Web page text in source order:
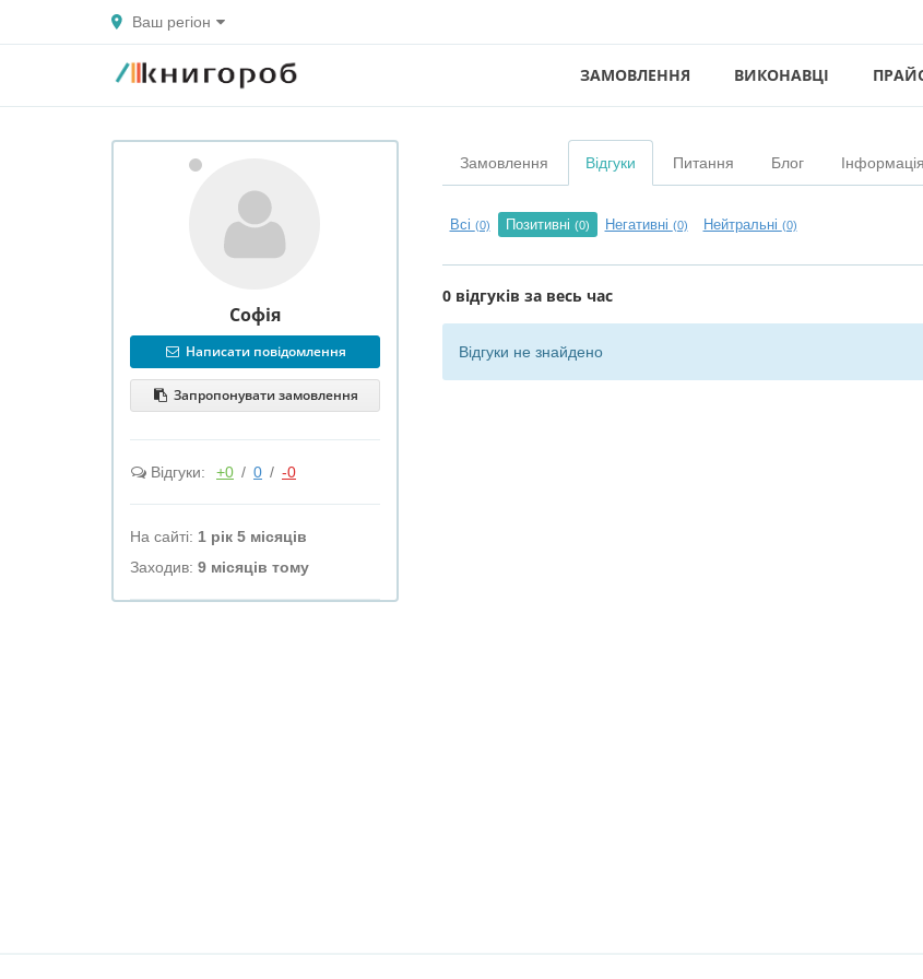
Ваш регіон
ЗАМОВЛЕННЯ ВИКОНАВЦІ
Софія
Написати повідомлення
Запропонувати замовлення
Відгуки: +0 / 0 / -0
На сайті: 1 рік 5 місяців
Заходив: 9 місяців тому
Замовлення Відгуки Питання Блог Інформація
Всі (0) Позитивні (0) Негативні (0) Нейтральні (0)
0 відгуків за весь час
Відгуки не знайдено